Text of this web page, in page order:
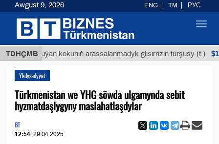
TDHÇMB
Buýan köküniň arassalanmadyk glisirrizin turşusy (t.) $12935,18
Ykdysadyýet
Türkmenistan we YHG söwda ulgamynda sebit
hyzmatdaşlygyny maslahatlaşdylar
BT
12:54 29.04.2025
Awgust 9, 2026 ENG TM РУС